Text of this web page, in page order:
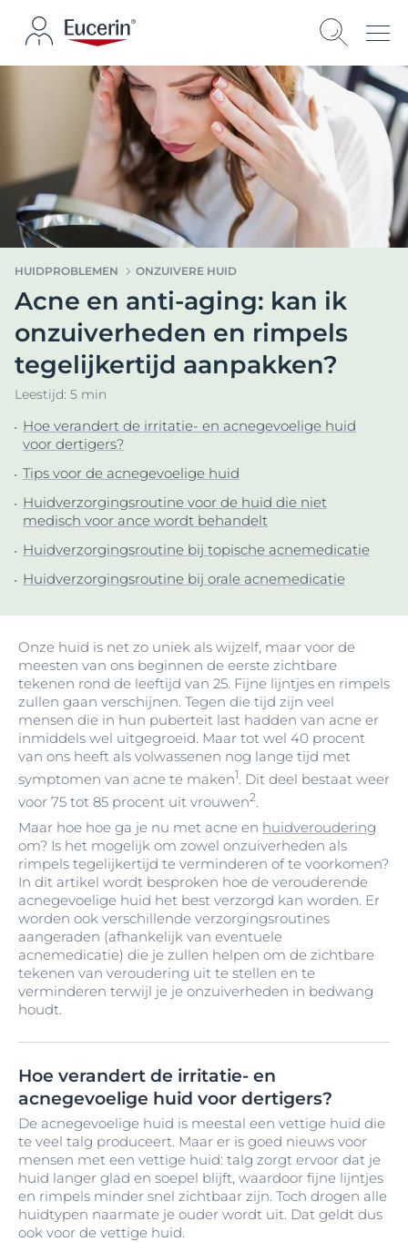
HUIDPROBLEMEN ONZUIVERE HUID
Acne en anti-aging: kan ik
onzuiverheden en rimpels
tegelijkertijd aanpakken?
Leestijd: 5 min
Hoe verandert de irritatie- en acnegevoelige huid
voor dertigers?
Tips voor de acnegevoelige huid
Huidverzorgingsroutine voor de huid die niet
medisch voor ance wordt behandelt
Huidverzorgingsroutine bij topische acnemedicatie
Huidverzorgingsroutine bij orale acnemedicatie
Onze huid is net zo uniek als wijzelf, maar voor de
meesten van ons beginnen de eerste zichtbare
tekenen rond de leeftijd van 25. Fijne lijntjes en rimpels
zullen gaan verschijnen. Tegen die tijd zijn veel
mensen die in hun puberteit last hadden van acne er
inmiddels wel uitgegroeid. Maar tot wel 40 procent
van ons heeft als volwassenen nog lange tijd met
symptomen van acne te maken1. Dit deel bestaat weer
voor 75 tot 85 procent uit vrouwen2.
Maar hoe hoe ga je nu met acne en huidveroudering
om? Is het mogelijk om zowel onzuiverheden als
rimpels tegelijkertijd te verminderen of te voorkomen?
In dit artikel wordt besproken hoe de verouderende
acnegevoelige huid het best verzorgd kan worden. Er
worden ook verschillende verzorgingsroutines
aangeraden (afhankelijk van eventuele
acnemedicatie) die je zullen helpen om de zichtbare
tekenen van veroudering uit te stellen en te
verminderen terwijl je je onzuiverheden in bedwang
houdt.
Hoe verandert de irritatie- en
acnegevoelige huid voor dertigers?
De acnegevoelige huid is meestal een vettige huid die
te veel talg produceert. Maar er is goed nieuws voor
mensen met een vettige huid: talg zorgt ervoor dat je
huid langer glad en soepel blijft, waardoor fijne lijntjes
en rimpels minder snel zichtbaar zijn. Toch drogen alle
huidtypen naarmate je ouder wordt uit. Dat geldt dus
ook voor de vettige huid.